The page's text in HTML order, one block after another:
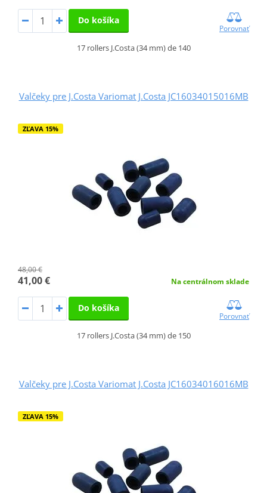
Do košíka
Porovnať
17 rollers J.Costa (34 mm) de 140
Valčeky pre J.Costa Variomat J.Costa JC16034015016MB
ZĽAVA 15%
48,00 €
41,00 € Na centrálnom sklade
Do košíka
Porovnať
17 rollers J.Costa (34 mm) de 150
Valčeky pre J.Costa Variomat J.Costa JC16034016016MB
ZĽAVA 15%